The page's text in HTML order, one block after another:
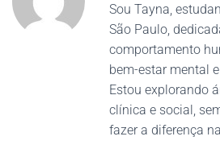
Sou Tayna,
São Paulo,
comportamento
bem-estar mental
Estou explorando
clínica e social,
fazer a diferença